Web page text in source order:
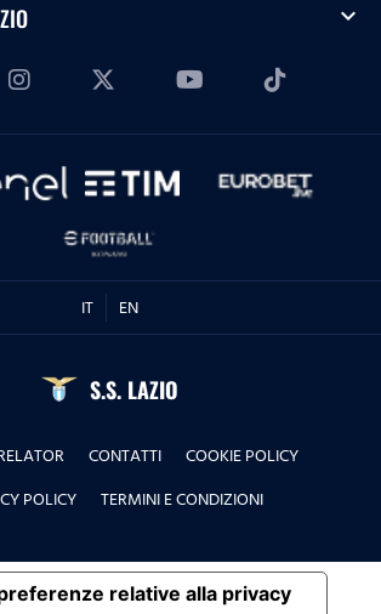
expand_more
IT EN
S.S. LAZIO
CONTATTI
COOKIE POLICY
POLICY
TERMINI E CONDIZIONI
relative alla privacy